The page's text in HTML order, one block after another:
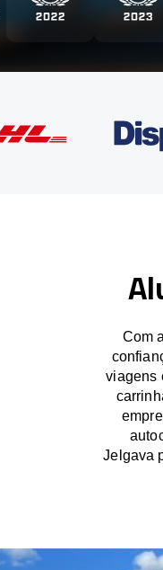
Com
viagens
Jelgava